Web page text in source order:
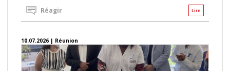
Lire
Réagir
10.07.2026 | Réunion